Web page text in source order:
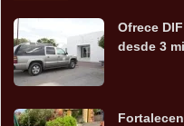
Ofrece
desde 3